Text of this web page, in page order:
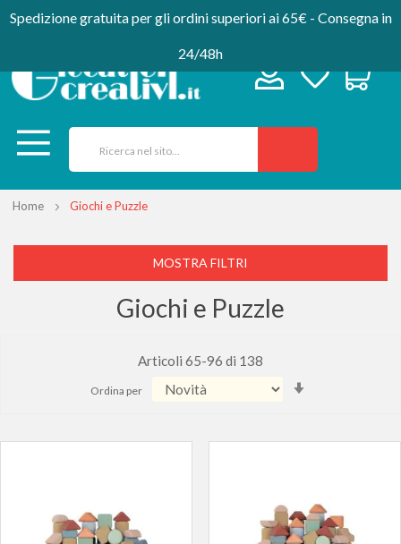
Spedizione gratuita per gli ordini superiori ai 65€ - Consegna in
24/48h
Home Giochi e Puzzle
Giochi e Puzzle
Articoli 65-96 di 138
Ordina per
MOSTRA FILTRI